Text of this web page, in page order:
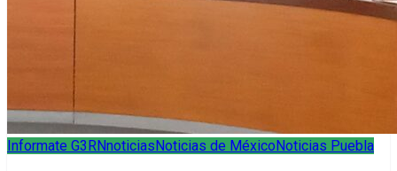
Informate G3RNnoticias Noticias de México Noticias Puebla